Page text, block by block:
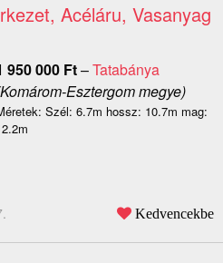
Acéláru, Vasanyag
950 000 Ft–Tatabánya
Esztergom megye)
Szél: 6.7m hossz: 10.7m mag:
Kedvencekbe